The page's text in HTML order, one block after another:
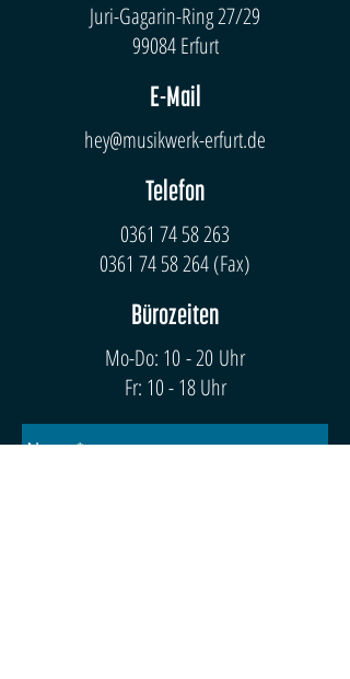
Juri-Gagarin-Ring 27/29
99084 Erfurt
E-Mail
hey@musikwerk-erfurt.de
Telefon
0361 74 58 263
0361 74 58 264(Fax)
Bürozeiten
Mo-Do: 10 - 20 Uhr
Fr: 10 - 18 Uhr